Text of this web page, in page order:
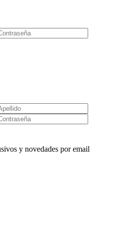
y novedades por email